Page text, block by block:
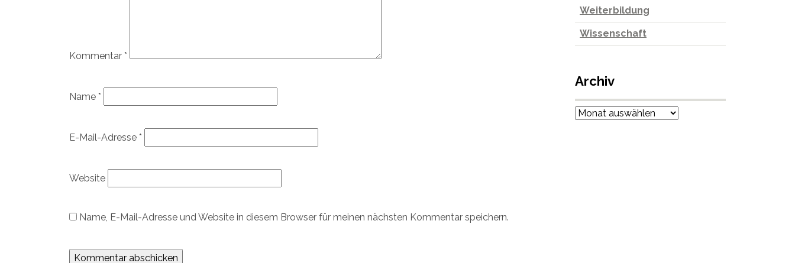
Kommentar *
Name *
E-Mail-Adresse *
Website
Name, E-Mail-Adresse und Website in diesem Browser für meinen nächsten Kommentar speichern.
Weiterbildung
Wissenschaft
Archiv
Archiv